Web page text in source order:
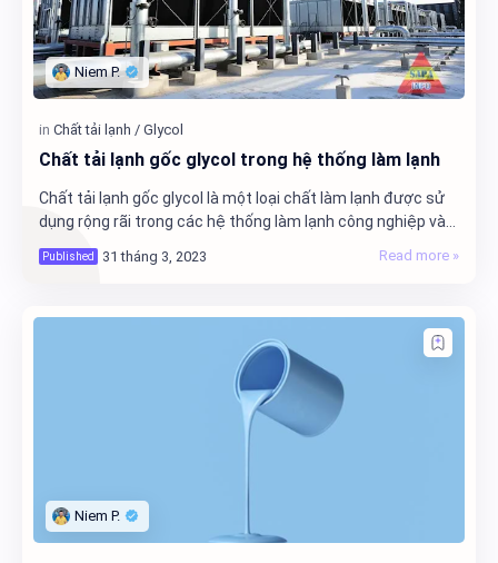
Chất tải lạnh gốc glycol trong hệ thống làm lạnh
Chất tải lạnh gốc glycol là một loại chất làm lạnh được sử
dụng rộng rãi trong các hệ thống làm lạnh công nghiệp và
thương mại. Chúng thường được sử…